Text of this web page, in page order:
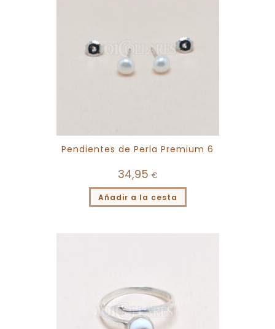
Pendientes de Perla Premium 6
34,95 €
Añadir a la cesta